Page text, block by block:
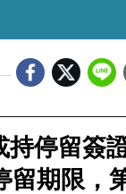
文語
持停留簽
留期限，